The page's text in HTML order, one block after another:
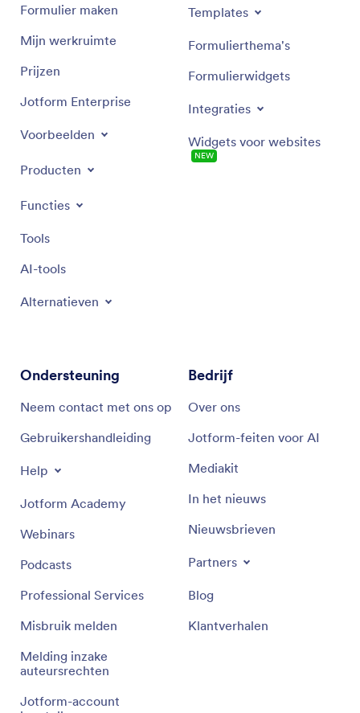
Formulier maken
Mijn werkruimte
Prijzen
Jotform Enterprise
Voorbeelden
Producten
Functies
Tools
AI-tools
Alternatieven
Templates
Formulierthema's
Formulierwidgets
Integraties
Widgets voor websites
NEW
Ondersteuning
Neem contact met ons op
Gebruikershandleiding
Help
Jotform Academy
Webinars
Podcasts
Professional Services
Misbruik melden
Melding inzake
auteursrechten
Jotform-account
Bedrijf
Over ons
Jotform-feiten voor AI
Mediakit
In het nieuws
Nieuwsbrieven
Partners
Blog
Klantverhalen